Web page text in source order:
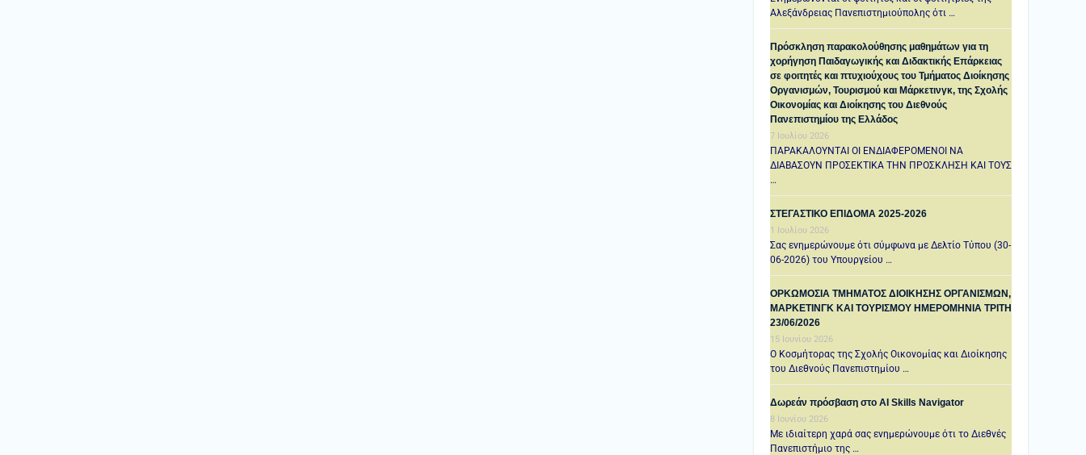
Αλεξάνδρειας Πανεπιστημιούπολης ότι …
Πρόσκληση παρακολούθησης μαθημάτων για τη
χορήγηση Παιδαγωγικής και Διδακτικής Επάρκειας
σε φοιτητές και πτυχιούχους του Τμήματος Διοίκησης
Οργανισμών, Τουρισμού και Μάρκετινγκ, της Σχολής
Οικονομίας και Διοίκησης του Διεθνούς
Πανεπιστημίου της Ελλάδος
7 Ιουλίου 2026
ΠΑΡΑΚΑΛΟΥΝΤΑΙ ΟΙ ΕΝΔΙΑΦΕΡΟΜΕΝΟΙ ΝΑ
ΔΙΑΒΑΣΟΥΝ ΠΡΟΣΕΚΤΙΚΑ ΤΗΝ ΠΡΟΣΚΛΗΣΗ ΚΑΙ ΤΟΥΣ
…
ΣΤΕΓΑΣΤΙΚΟ ΕΠΙΔΟΜΑ 2025-2026
1 Ιουλίου 2026
Σας ενημερώνουμε ότι σύμφωνα με Δελτίο Τύπου (30-
06-2026) του Υπουργείου …
ΟΡΚΩΜΟΣΙΑ ΤΜΗΜΑΤΟΣ ΔΙΟΙΚΗΣΗΣ ΟΡΓΑΝΙΣΜΩΝ,
ΜΑΡΚΕΤΙΝΓΚ ΚΑΙ ΤΟΥΡΙΣΜΟΥ ΗΜΕΡΟΜΗΝΙΑ TΡΙΤΗ
23/06/2026
15 Ιουνίου 2026
Ο Κοσμήτορας της Σχολής Οικονομίας και Διοίκησης
του Διεθνούς Πανεπιστημίου …
Δωρεάν πρόσβαση στο AI Skills Navigator
8 Ιουνίου 2026
Με ιδιαίτερη χαρά σας ενημερώνουμε ότι το Διεθνές
Πανεπιστήμιο της …